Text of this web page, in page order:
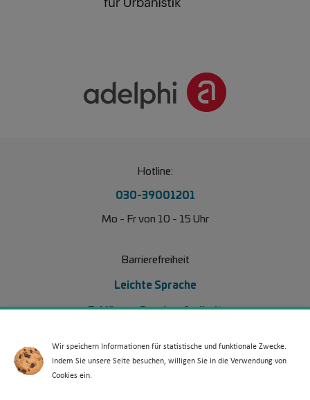
Hotline:
030-39001201
Mo - Fr von 10 - 15 Uhr
Barrierefreiheit
Leichte Sprache
Erklärung Barrierefreiheit
Footer Menü 2 (WdKA 26)
Archiv
Wir speichern Informationen für statistische und funktionale Zwecke.
Indem Sie unsere Seite besuchen, willigen Sie in die Verwendung von
Cookies ein.